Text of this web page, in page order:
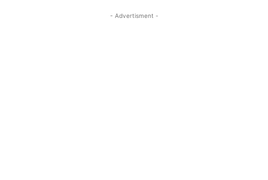
- Advertisment -